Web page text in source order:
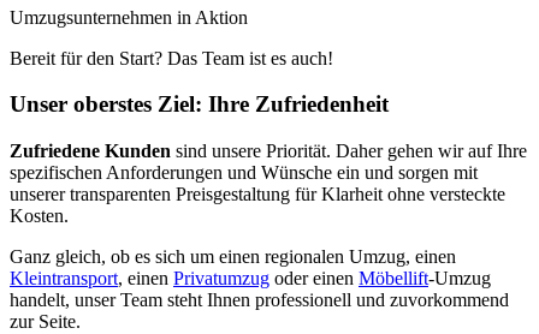
Umzugsunternehmen in Aktion
Bereit für den Start? Das Team ist es auch!
Unser oberstes Ziel: Ihre Zufriedenheit
Zufriedene Kunden sind unsere Priorität. Daher gehen wir auf Ihre
spezifischen Anforderungen und Wünsche ein und sorgen mit
unserer transparenten Preisgestaltung für Klarheit ohne versteckte
Kosten.
Ganz gleich, ob es sich um einen regionalen Umzug, einen
Kleintransport, einen Privatumzug oder einen Möbellift-Umzug
handelt, unser Team steht Ihnen professionell und zuvorkommend
zur Seite.